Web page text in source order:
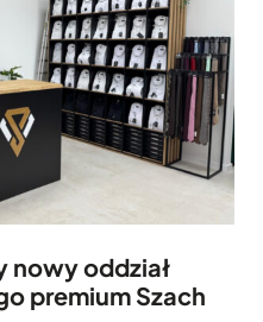
nowy oddział
premium Szach